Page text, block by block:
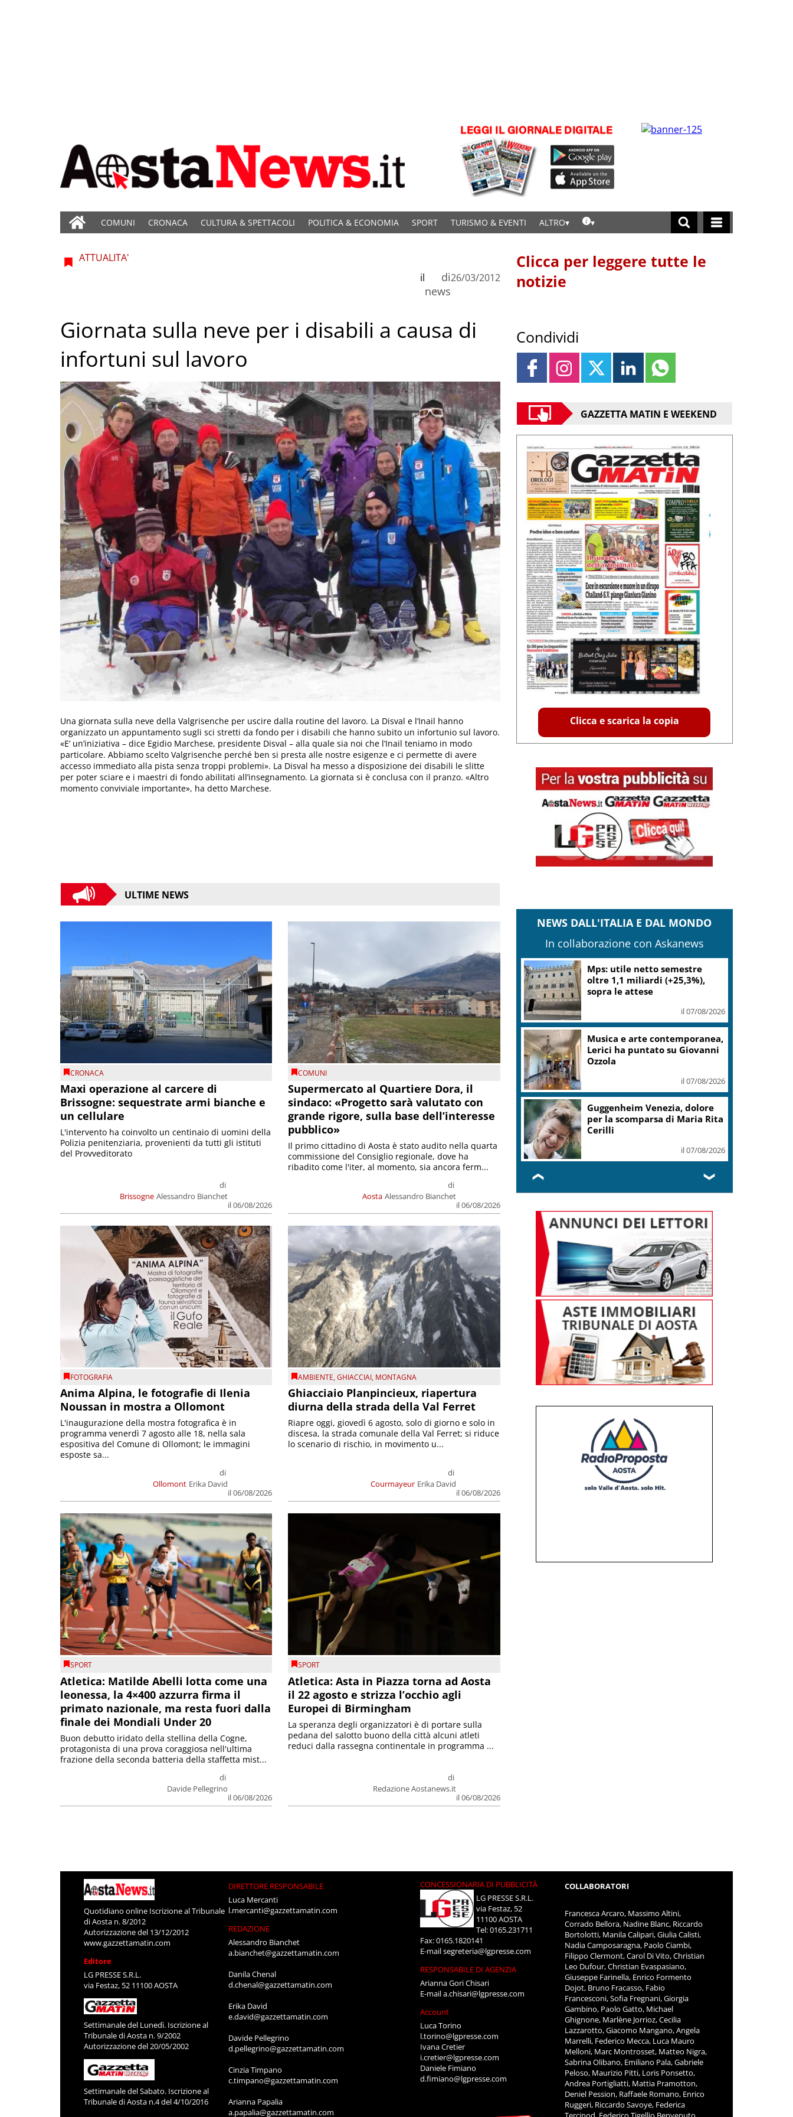
COMUNI CRONACA CULTURA & SPETTACOLI POLITICA & ECONOMIA SPORT TURISMO & EVENTI ALTRO
ATTUALITA'
di
news
il 26/03/2012
Giornata sulla neve per i disabili a causa di
infortuni sul lavoro
Una giornata sulla neve della Valgrisenche per uscire dalla routine del lavoro. La Disval e l’Inail hanno
organizzato un appuntamento sugli sci stretti da fondo per i disabili che hanno subito un infortunio sul lavoro.
«E’ un’iniziativa – dice Egidio Marchese, presidente Disval – alla quale sia noi che l’Inail teniamo in modo
particolare. Abbiamo scelto Valgrisenche perché ben si presta alle nostre esigenze e ci permette di avere
accesso immediato alla pista senza troppi problemi». La Disval ha messo a disposizione dei disabili le slitte
per poter sciare e i maestri di fondo abilitati all’insegnamento. La giornata si è conclusa con il pranzo. «Altro
momento conviviale importante», ha detto Marchese.
ULTIME NEWS
CRONACA
Maxi operazione al carcere di
Brissogne: sequestrate armi bianche e
un cellulare
Brissogne
di
Alessandro Bianchet
il 06/08/2026
L'intervento ha coinvolto un centinaio di uomini della
Polizia penitenziaria, provenienti da tutti gli istituti
del Provveditorato
COMUNI
Supermercato al Quartiere Dora, il
sindaco: «Progetto sarà valutato con
grande rigore, sulla base dell’interesse
pubblico»
Aosta
di
Alessandro Bianchet
il 06/08/2026
Il primo cittadino di Aosta è stato audito nella quarta
commissione del Consiglio regionale, dove ha
ribadito come l'iter, al momento, sia ancora ferm...
FOTOGRAFIA
Anima Alpina, le fotografie di Ilenia
Noussan in mostra a Ollomont
Ollomont
di
Erika David
il 06/08/2026
L'inaugurazione della mostra fotografica è in
programma venerdì 7 agosto alle 18, nella sala
espositiva del Comune di Ollomont; le immagini
esposte sa...
AMBIENTE,GHIACCIAI, MONTAGNA
Ghiacciaio Planpincieux, riapertura
diurna della strada della Val Ferret
Courmayeur
di
Erika David
il 06/08/2026
Riapre oggi, giovedì 6 agosto, solo di giorno e solo in
discesa, la strada comunale della Val Ferret; si riduce
lo scenario di rischio, in movimento u...
SPORT
Atletica: Matilde Abelli lotta come una
leonessa, la 4×400 azzurra firma il
primato nazionale, ma resta fuori dalla
finale dei Mondiali Under 20
di
Davide Pellegrino
il 06/08/2026
Buon debutto iridato della stellina della Cogne,
protagonista di una prova coraggiosa nell'ultima
frazione della seconda batteria della staffetta mist...
SPORT
Atletica: Asta in Piazza torna ad Aosta
il 22 agosto e strizza l’occhio agli
Europei di Birmingham
di
Redazione Aostanews.it
il 06/08/2026
La speranza degli organizzatori è di portare sulla
pedana del salotto buono della città alcuni atleti
reduci dalla rassegna continentale in programma ...
Clicca per leggere tutte le
notizie
Condividi
GAZZETTA MATIN E WEEKEND
Clicca e scarica la copia
NEWS DALL'ITALIA E DAL MONDO
In collaborazione con Askanews
Bitdefender: popolarità de
L’Odissea usata per diffondere
malware
il 06/08/2026
Da Miami alla Costa Smeralda:
Twiga Porto Cervo ospita
E11EVEN
il 06/08/2026
Covid, ‘Conte-day’ in
commissione: “non sono un
eroe ma un uomo corretto,
il 06/08/2026
Quotidiano online Iscrizione al Tribunale
di Aosta n. 8/2012
Autorizzazione del 13/12/2012
www.gazzettamatin.com
Editore
LG PRESSE S.R.L.
via Festaz, 52 11100 AOSTA
Settimanale del Lunedì. Iscrizione al
Tribunale di Aosta n. 9/2002
Autorizzazione del 20/05/2002
Settimanale del Sabato. Iscrizione al
Tribunale di Aosta n.4 del 4/10/2016
DIRETTORE RESPONSABILE
Luca Mercanti
l.mercanti@gazzettamatin.com
REDAZIONE
Alessandro Bianchet
a.bianchet@gazzettamatin.com
Danila Chenal
d.chenal@gazzettamatin.com
Erika David
e.david@gazzettamatin.com
Davide Pellegrino
d.pellegrino@gazzettamatin.com
Cinzia Timpano
c.timpano@gazzettamatin.com
Arianna Papalia
a.papalia@gazzettamatin.com
CONCESSIONARIA DI PUBBLICITÀ
LG PRESSE S.R.L.
via Festaz, 52
11100 AOSTA
Tel: 0165.231711
Fax: 0165.1820141
E-mailsegreteria@lgpresse.com
RESPONSABILE DI AGENZIA
Arianna Gori Chisari
E-maila.chisari@lgpresse.com
Account
Luca Torino
l.torino@lgpresse.com
Ivana Cretier
i.cretier@lgpresse.com
Daniele Fimiano
d.fimiano@lgpresse.com
COLLABORATORI
Francesca Arcaro, Massimo Altini,
Corrado Bellora, Nadine Blanc, Riccardo
Bortolotti, Manila Calipari, Giulia Calisti,
Nadia Camposaragna, Paolo Ciambi,
Filippo Clermont, Carol Di Vito, Christian
Leo Dufour, Christian Evaspasiano,
Giuseppe Farinella, Enrico Formento
Dojot, Bruno Fracasso, Fabio
Francesconi, Sofia Fregnani, Giorgia
Gambino, Paolo Gatto, Michael
Ghignone, Marlène Jorrioz, Cecilia
Lazzarotto, Giacomo Mangano, Angela
Marrelli, Federico Mecca, Luca Mauro
Melloni, Marc Montrosset, Matteo Nigra,
Sabrina Olibano, Emiliano Pala, Gabriele
Peloso, Maurizio Pitti, Loris Ponsetto,
Andrea Portigliatti, Mattia Pramotton,
Deniel Pession, Raffaele Romano, Enrico
Ruggeri, Riccardo Savoye, Federica